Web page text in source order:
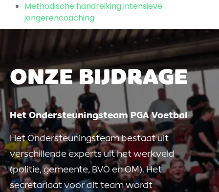
Methodische handreiking intensieve
jongerencoaching
ONZE BIJDRAGE
Het Ondersteuningsteam PGA Voetbal
Het Ondersteuningsteam bestaat uit
verschillende experts uit het werkveld
(politie, gemeente, BVO en OM). Het
secretariaat voor dit team wordt